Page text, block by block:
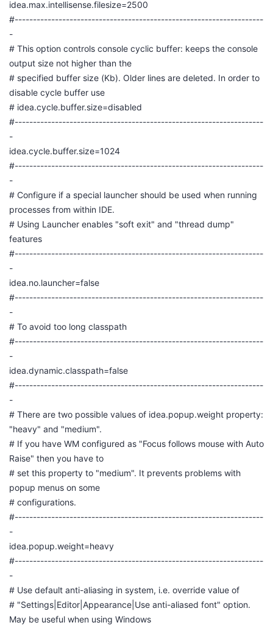
idea.max.intellisense.filesize=2500
#--------------------------------------------------------------------
-
# This option controls console cyclic buffer: keeps the console
output size not higher than the
# specified buffer size (Kb). Older lines are deleted. In order to
disable cycle buffer use
# idea.cycle.buffer.size=disabled
#--------------------------------------------------------------------
-
idea.cycle.buffer.size=1024
#--------------------------------------------------------------------
-
# Configure if a special launcher should be used when running
processes from within IDE.
# Using Launcher enables "soft exit" and "thread dump"
features
#--------------------------------------------------------------------
-
idea.no.launcher=false
#--------------------------------------------------------------------
-
# To avoid too long classpath
#--------------------------------------------------------------------
-
idea.dynamic.classpath=false
#--------------------------------------------------------------------
-
# There are two possible values of idea.popup.weight property:
"heavy" and "medium".
# If you have WM configured as "Focus follows mouse with Auto
Raise" then you have to
# set this property to "medium". It prevents problems with
popup menus on some
# configurations.
#--------------------------------------------------------------------
-
idea.popup.weight=heavy
#--------------------------------------------------------------------
-
# Use default anti-aliasing in system, i.e. override value of
# "Settings|Editor|Appearance|Use anti-aliased font" option.
May be useful when using Windows